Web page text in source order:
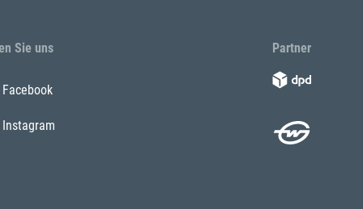
Sie uns
Facebook
Instagram
Partner